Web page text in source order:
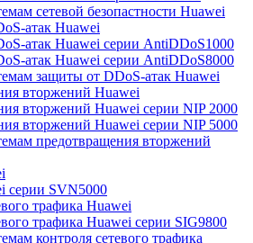
сетевой безопастности Huawei
атак Huawei
атак Huawei серии AntiDDoS1000
атак Huawei серии AntiDDoS8000
защиты от DDoS-атак Huawei
вторжений Huawei
вторжений Huawei серии NIP 2000
вторжений Huawei серии NIP 5000
предотвращения вторжений
серии SVN5000
трафика Huawei
трафика Huawei серии SIG9800
контроля сетевого трафика